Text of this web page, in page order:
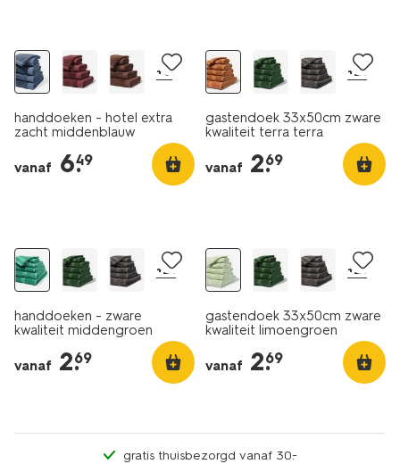
+8
handdoeken - hotel extra
zacht middenblauw
vanaf 6.
49
+21
gastendoek 33x50cm zware
kwaliteit terra terra
vanaf 2.
69
+21
handdoeken - zware
kwaliteit middengroen
vanaf 2.
69
+21
gastendoek 33x50cm zware
kwaliteit limoengroen
vanaf 2.
69
gratis thuisbezorgd vanaf 30.-